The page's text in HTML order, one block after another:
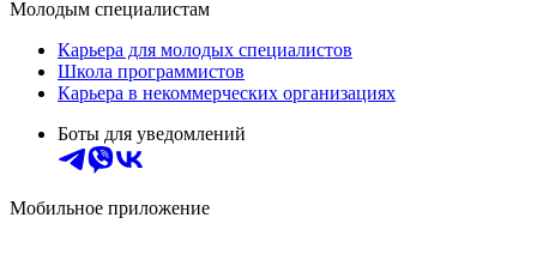
Молодым специалистам
Карьера для молодых специалистов
Школа программистов
Карьера в некоммерческих организациях
Боты для уведомлений
Мобильное приложение